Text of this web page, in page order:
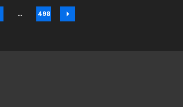
Página
…
Página
498